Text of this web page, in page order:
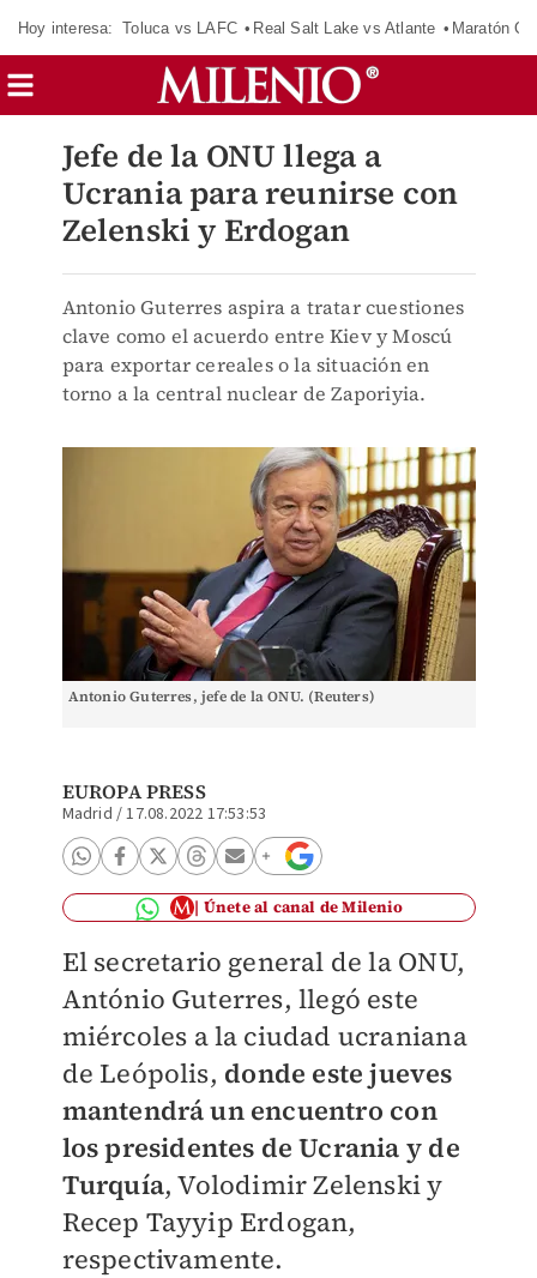
Hoy interesa: Toluca vs LAFC Real Salt Lake vs Atlante Maratón
Jefe de la ONU llega a
Ucrania para reunirse con
Zelenski y Erdogan
Antonio Guterres aspira a tratar cuestiones
clave como el acuerdo entre Kiev y Moscú
para exportar cereales o la situación en
torno a la central nuclear de Zaporiyia.
Antonio Guterres, jefe de la ONU. (Reuters)
EUROPA PRESS
Madrid /17.08.2022 17:53:53
Únete al canal de Milenio
El secretario general de la ONU,
António Guterres, llegó este
miércoles a la ciudad ucraniana
de Leópolis, donde este jueves
mantendrá un encuentro con
los presidentes de Ucrania y de
Turquía, Volodimir Zelenski y
Recep Tayyip Erdogan,
respectivamente.